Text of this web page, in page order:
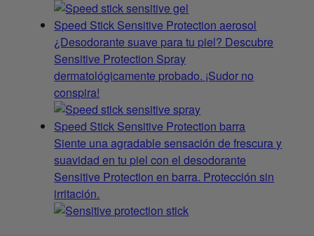
Speed Stick Sensitive Protection aerosol
¿Desodorante suave para tu piel? Descubre
Sensitive Protection Spray
dermatológicamente probado. ¡Sudor no
conspira!
Speed Stick Sensitive Protection barra
Siente una agradable sensación de frescura y
suavidad en tu piel con el desodorante
Sensitive Protection en barra. Protección sin
irritación.